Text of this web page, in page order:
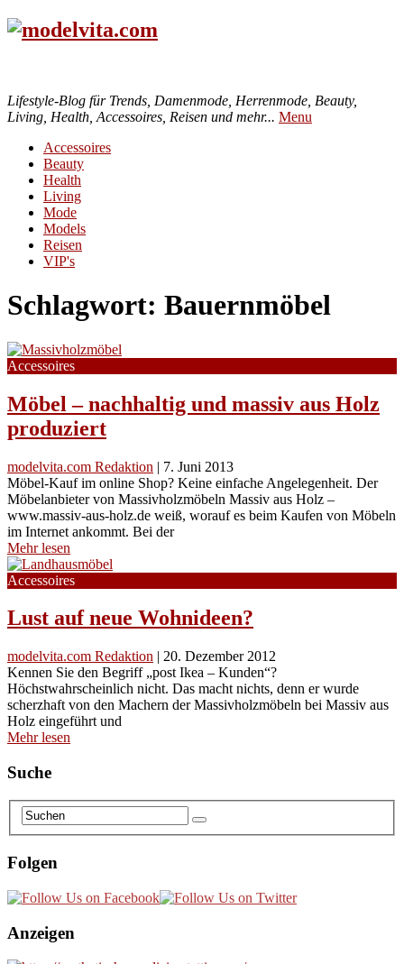
Lifestyle-Blog für Trends, Damenmode, Herrenmode, Beauty,
Living, Health, Accessoires, Reisen und mehr... Menu
Accessoires
Beauty
Health
Living
Mode
Models
Reisen
VIP's
Schlagwort: Bauernmöbel
Accessoires
Möbel – nachhaltig und massiv aus Holz
produziert
modelvita.com Redaktion | 7. Juni 2013
Möbel-Kauf im online Shop? Keine einfache Angelegenheit. Der
Möbelanbieter von Massivholzmöbeln Massiv aus Holz –
www.massiv-aus-holz.de weiß, worauf es beim Kaufen von Möbeln
im Internet ankommt. Bei der
Mehr lesen
Accessoires
Lust auf neue Wohnideen?
modelvita.com Redaktion | 20. Dezember 2012
Kennen Sie den Begriff „post Ikea – Kunden“?
Höchstwahrscheinlich nicht. Das macht nichts, denn er wurde
scherzhaft von den Machern der Massivholzmöbeln bei Massiv aus
Holz eingeführt und
Mehr lesen
Suche
Folgen
Anzeigen